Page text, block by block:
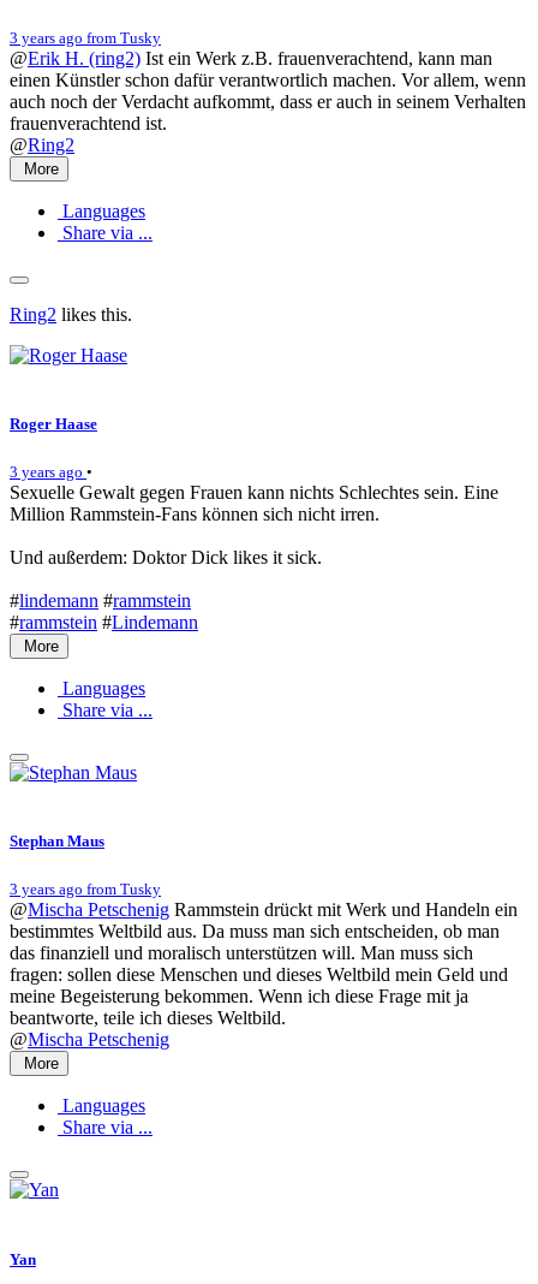
3 years ago from Tusky
@Erik H. (ring2) Ist ein Werk z.B. frauenverachtend, kann man
einen Künstler schon dafür verantwortlich machen. Vor allem, wenn
auch noch der Verdacht aufkommt, dass er auch in seinem Verhalten
frauenverachtend ist.
@Ring2
More
Languages
Share via ...
Ring2 likes this.
Roger Haase
3 years ago •
Sexuelle Gewalt gegen Frauen kann nichts Schlechtes sein. Eine
Million Rammstein-Fans können sich nicht irren.
Und außerdem: Doktor Dick likes it sick.
#lindemann #rammstein
#rammstein #Lindemann
More
Languages
Share via ...
Stephan Maus
3 years ago from Tusky
@Mischa Petschenig Rammstein drückt mit Werk und Handeln ein
bestimmtes Weltbild aus. Da muss man sich entscheiden, ob man
das finanziell und moralisch unterstützen will. Man muss sich
fragen: sollen diese Menschen und dieses Weltbild mein Geld und
meine Begeisterung bekommen. Wenn ich diese Frage mit ja
beantworte, teile ich dieses Weltbild.
@Mischa Petschenig
More
Languages
Share via ...
Yan